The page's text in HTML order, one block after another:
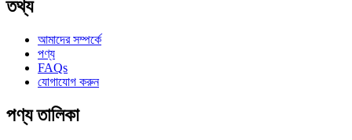
তথ্য
আমাদের সম্পর্কে
পণ্য
FAQs
যোগাযোগ করুন
পণ্য তালিকা